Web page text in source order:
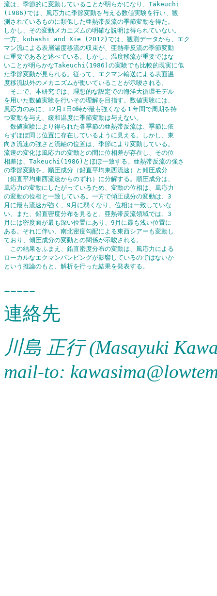
流は、季節的に変動していることが明らかになり、Takeuchi
(1986)では、風応力に季節変動を与える数値実験を行い、観
測されているものに類似した亜熱帯反流の季節変動を得た。
しかし、その変動メカニズムの明確な説明は得られていない。
一方、kobashi and Xie (2012)では、観測データから、エク
マン流による表層温度移流の収束が、亜熱帯反流の季節変動
に重要であると述べている。しかし、温度移流が重要ではな
いことが明らかなTakeuchi(1986)の実験でも比較的現実に似
た季節変動が見られる。従って、エクマン輸送による表面温
度移流以外のメカニズムが働いていることが示唆される。
そこで、本研究では、理想的な設定での海洋大循環モデル
を用いた数値実験を行いその理解を目指す。数値実験には、
風応力のみに、12月1日0時が最も強くなる１年間で周期を持
つ変動を与え、緩和温度に季節変動は与えない。
数値実験により得られた各季節の亜熱帯反流は、季節に依
らずほぼ同じ位置に存在しているように見える。しかし、東
向き流速の強さと流軸の位置は、季節により変動している。
流速の変化は風応力の変動との間に位相差が存在し、その位
相差は、Takeuchi(1986)とほぼ一致する。亜熱帯反流の強さ
の季節変動を、順圧成分（鉛直平均東西流速）と傾圧成分
（鉛直平均東西流速からのずれ）に分解する。順圧成分は、
風応力の変動にしたがっているため、変動の位相は、風応力
の変動の位相と一致している。一方で傾圧成分の変動は、3
月に最も流速が強く、9月に弱くなり、位相は一致していな
い。また、鉛直密度分布を見ると、亜熱帯反流領域では、3
月には密度面が最も深い位置にあり、9月に最も浅い位置に
ある。それに伴い、南北密度勾配による東西シアーも変動し
ており、傾圧成分の変動との関係が示唆される。
この結果をふまえ、鉛直密度分布の変動は、風応力による
ローカルなエクマンパンピングが影響しているのではないか
-----
連絡先
川島 正行 (Masayuki
mail-to: